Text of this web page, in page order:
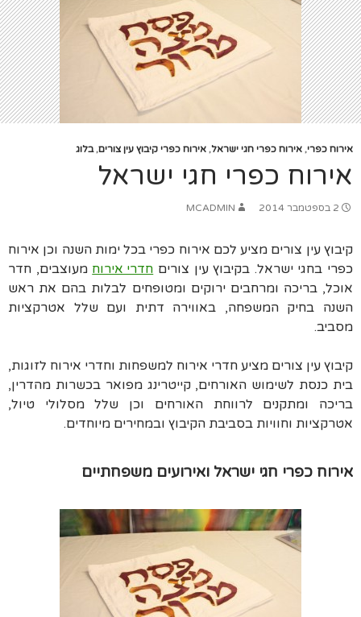
אירוח כפרי,אירוח כפרי חגי ישראל,אירוח כפרי קיבוץ עין צורים,בלוג
אירוח כפרי חגי ישראל
2 בספטמבר 2014 MCADMIN
קיבוץ עין צורים מציע לכם אירוח כפרי בכל ימות השנה וכן אירוח
כפרי בחגי ישראל. בקיבוץ עין צורים חדרי אירוחמעוצבים, חדר
אוכל, בריכה ומרחבים ירוקים ומטופחים לבלות בהם את ראש
השנה בחיק המשפחה, באווירה דתית ועם שלל אטרקציות
מסביב.
קיבוץ עין צורים מציע חדרי אירוח למשפחות וחדרי אירוח לזוגות,
בית כנסת לשימוש האורחים, קייטרינג מפואר בכשרות מהדרין,
בריכה ומתקנים לרווחת האורחים וכן שלל מסלולי טיול,
אטרקציות וחוויות בסביבת הקיבוץ ובמחירים מיוחדים.
אירוח כפרי חגי ישראל ואירועים משפחתיים